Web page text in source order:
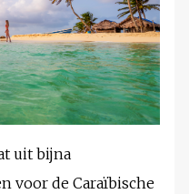
uit bijna
voor de Caraïbische